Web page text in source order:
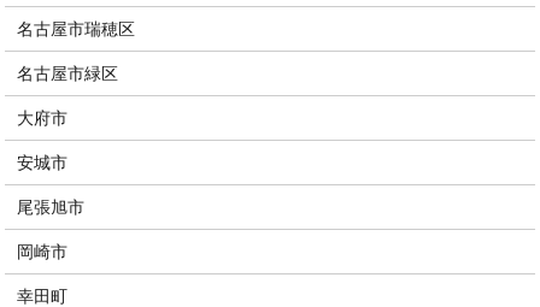
名古屋市瑞穂区
名古屋市緑区
大府市
安城市
尾張旭市
岡崎市
幸田町